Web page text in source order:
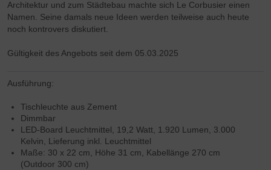
Architektur und zum Städtebau machte sich Le Corbusier einen
Namen. Seine damals neue Ideen werden teilweise auch heute
noch kontrovers diskutiert.
Gültigkeit des Angebots seit dem 05.03.2025
Ausführung:
Tischleuchte aus Zement
Dimmbar
LED-Board Leuchtmittel, 19,2 Watt, 1.920 Lumen, 3.000
Kelvin, Lieferung inkl. Leuchtmittel
Maße: 30 x 22 cm, Höhe 31 cm, Kabellänge 270 cm
(Outdoor 300 cm)